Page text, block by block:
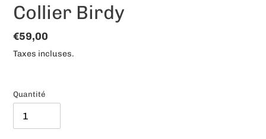
Collier Birdy
Prix
normal
€59,00
Taxes incluses.
Quantité